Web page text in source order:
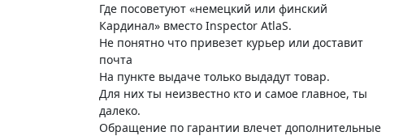
Где посоветуют «немецкий или финский
Кардинал» вместо Inspector AtlaS.
Не понятно что привезет курьер или доставит
почта
На пункте выдаче только выдадут товар.
Для них ты неизвестно кто и самое главное, ты
далеко.
Обращение по гарантии влечет дополнительные